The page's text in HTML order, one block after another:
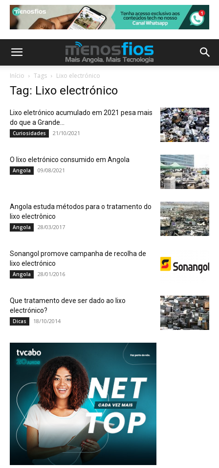
Início Tags Lixo electrónico
Tag: Lixo electrónico
Lixo eletrónico acumulado em 2021 pesa mais
do que a Grande...
Curiosidades 21/10/2021
O lixo eletrónico consumido em Angola
Angola 09/08/2021
Angola estuda métodos para o tratamento do
lixo electrônico
Angola 28/03/2017
Sonangol promove campanha de recolha de
lixo electrónico
Angola 28/01/2016
Que tratamento deve ser dado ao lixo
electrónico?
Dicas 18/10/2014